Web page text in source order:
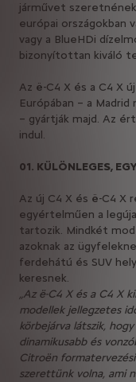
járművet
európai országokban
vagy a BlueHDi
bizonyítottan kiváló
Az ë-C4 X és a C4 X
Európában – a
– gyártják majd. Az
indul.
01. KÜLÖNLEGES,
Az új C4 X és ë-C4 X
egyértelműen a
tartozik. Mindkét
azoknak az
ferdehátú és SUV
keresnek.
„Az ë-C4 X és a C4 X
modellek jellegzetes
körbejárva látszik,
dinamikusabb és
Citroën
szerettünk volna, ami